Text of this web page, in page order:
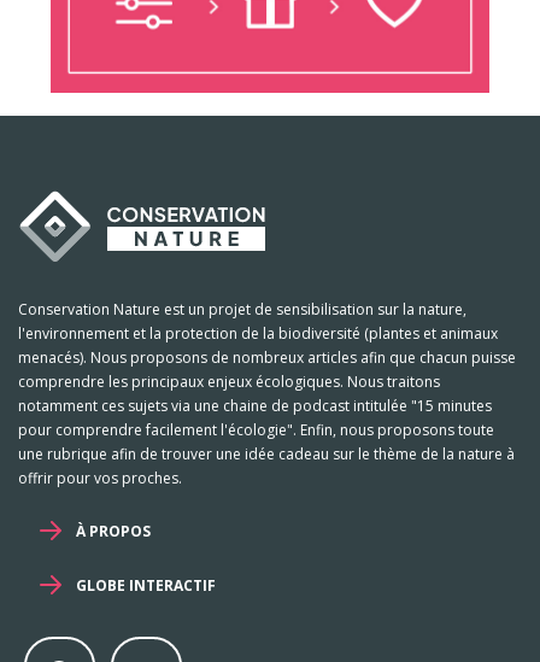
Conservation Nature est un projet de sensibilisation sur la nature,
l'environnement et la protection de la biodiversité (plantes et animaux
menacés). Nous proposons de nombreux articles afin que chacun puisse
comprendre les principaux enjeux écologiques. Nous traitons
notamment ces sujets via une chaine de podcast intitulée "15 minutes
pour comprendre facilement l'écologie". Enfin, nous proposons toute
une rubrique afin de trouver une idée cadeau sur le thème de la nature à
offrir pour vos proches.
À PROPOS
GLOBE INTERACTIF